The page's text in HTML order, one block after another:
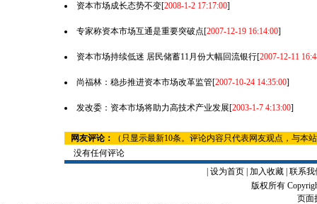
资本市场成长态势不变[2008-1-2 17:17:00]
专家称资本市场互通是重要突破点[2007-12-19 16:14:00]
资本市场持续低迷 居民储蓄11月份大幅回流银行[2007-12-11
尚福林：稳步推进资本市场改革监管[2007-10-24 14:35:00]
发改委：资本市场将助力高技术产业发展[2003-1-7 4:13:00]
网友评论：
（只显示最新10条。评论内容只代表网友观点，与本
没有任何评论
设为首页| 加入收藏| 联系我
版权所有
页面